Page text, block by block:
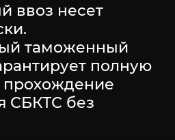
ввоз несет
таможенный
полную
прохождение
СБКТС без